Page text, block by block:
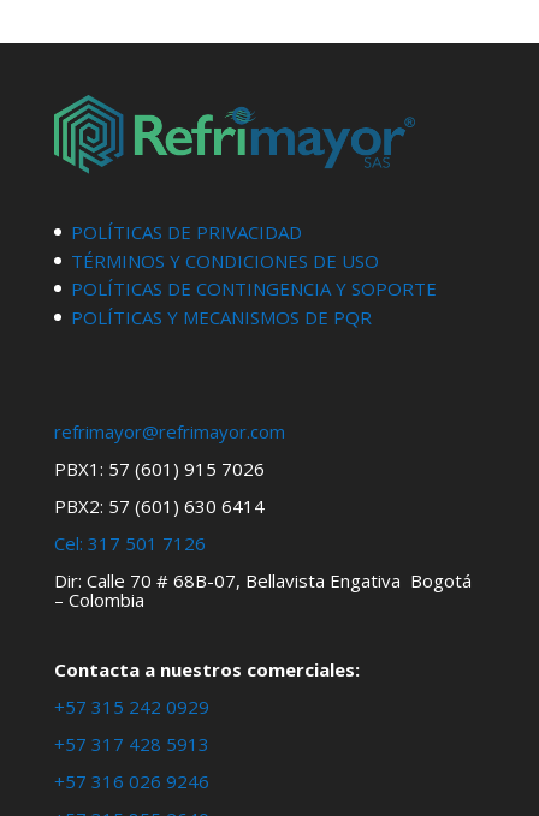
POLÍTICAS DE PRIVACIDAD
TÉRMINOS Y CONDICIONES DE USO
POLÍTICAS DE CONTINGENCIA Y SOPORTE
POLÍTICAS Y MECANISMOS DE PQR
refrimayor@refrimayor.com
PBX1: 57 (601) 915 7026
PBX2: 57 (601) 630 6414
Cel: 317 501 7126
Dir: Calle 70 # 68B-07, Bellavista Engativa Bogotá
– Colombia
Contacta a nuestros comerciales:
+57 315 242 0929
+57 317 428 5913
+57 316 026 9246